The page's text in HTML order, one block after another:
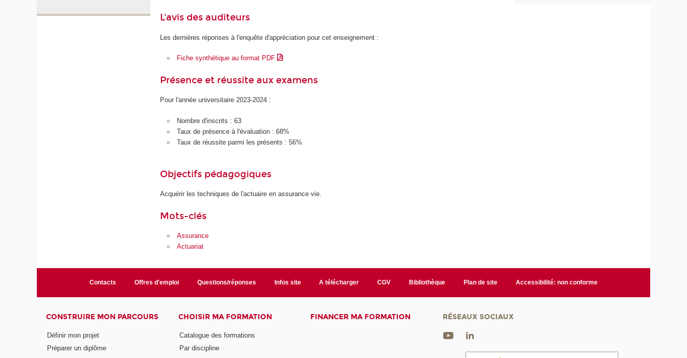
L'avis des auditeurs
Les dernières réponses à l'enquête d'appréciation pour cet enseignement :
Fiche synthétique au format PDF
Présence et réussite aux examens
Pour l'année universitaire 2023-2024 :
Nombre d'inscrits : 63
Taux de présence à l'évaluation : 68%
Taux de réussite parmi les présents : 56%
Objectifs pédagogiques
Acquérir les techniques de l'actuaire en assurance vie.
Mots-clés
Assurance
Actuariat
Contacts Offres d'emploi Questions/réponses Infos site A télécharger CGV Bibliothèque Plan de site Accessibilité: non conforme
CONSTRUIRE MON PARCOURS
Définir mon projet
Préparer un diplôme
CHOISIR MA FORMATION
Catalogue des formations
Par discipline
FINANCER MA FORMATION RÉSEAUX SOCIAUX